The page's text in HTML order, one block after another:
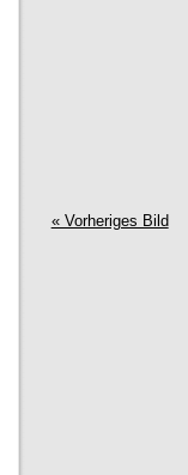
« Vorheriges Bild